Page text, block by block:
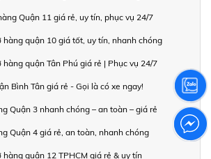
Quận 11 giá rẻ, uy tín, phục vụ 24/7
hàng quận 10 giá tốt, uy tín, nhanh chóng
quận Tân Phú giá rẻ | Phục vụ 24/7
Bình Tân giá rẻ - Gọi là có xe ngay!
Quận 3 nhanh chóng – an toàn – giá rẻ
Quận 4 giá rẻ, an toàn, nhanh chóng
quận 12 TPHCM giá rẻ & uy tín